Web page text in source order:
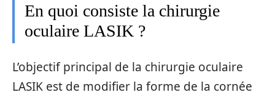
En quoi consiste la chirurgie
oculaire LASIK ?
L’objectif principal de la chirurgie oculaire
LASIK est de modifier la forme de la cornée